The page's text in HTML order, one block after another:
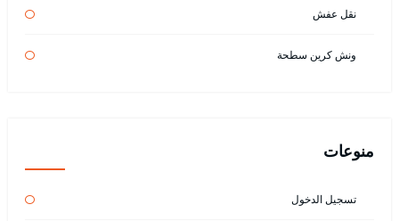
نقل عفش
ونش كرين سطحة
منوعات
تسجيل الدخول